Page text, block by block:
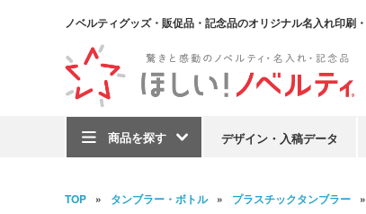
ノベルティグッズ・販促品・記念品のオリジナル名入れ印刷
商品を探す デザイン・入稿データ
TOP タンブラー・ボトル プラスチックタンブラー